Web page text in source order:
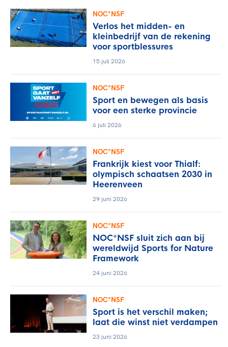
NOC*NSF
Verlos het midden- en
kleinbedrijf van de rekening
voor sportblessures
15 juli 2026
NOC*NSF
Sport en bewegen als basis
voor een sterke provincie
6 juli 2026
NOC*NSF
Frankrijk kiest voor Thialf:
olympisch schaatsen 2030 in
Heerenveen
29 juni 2026
NOC*NSF
NOC*NSF sluit zich aan bij
wereldwijd Sports for Nature
Framework
24 juni 2026
NOC*NSF
Sport is het verschil maken;
laat die winst niet verdampen
23 juni 2026